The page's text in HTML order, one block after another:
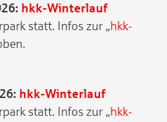
hkk-Winterlauf
statt. Infos zur „hkk-
hkk-Winterlauf
statt. Infos zur „hkk-